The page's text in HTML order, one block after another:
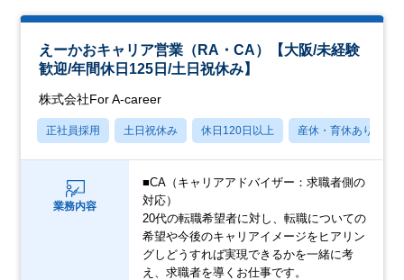
えーかおキャリア営業（RA・CA）【大阪/未経験
歓迎/年間休日125日/土日祝休み】
株式会社For A-career
正社員採用 土日祝休み 休日120日以上 産休・育休あり
業務内容
■CA（キャリアアドバイザー：求職者側の
対応）
20代の転職希望者に対し、転職についての
希望や今後のキャリアイメージをヒアリン
グしどうすれば実現できるかを一緒に考
え、求職者を導くお仕事です。